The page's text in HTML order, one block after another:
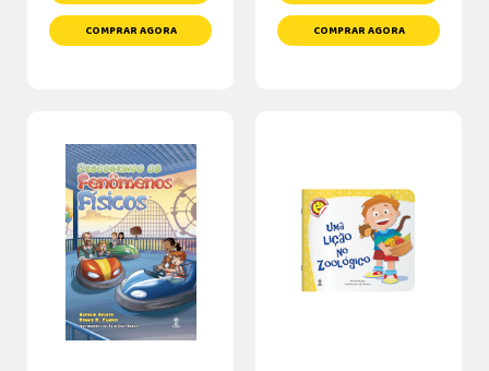
COMPRAR AGORA COMPRAR AGORA